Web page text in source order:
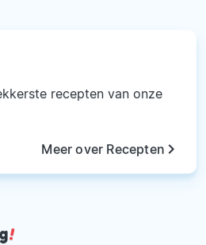
recepten van onze
Meer over Receptenkeyboard_arrow_right
!